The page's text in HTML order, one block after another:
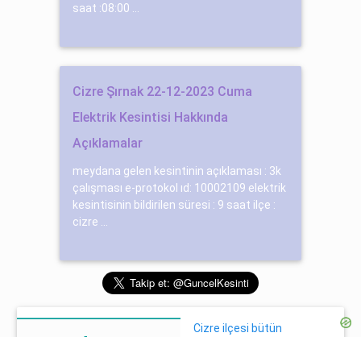
saat :08:00 ...
Cizre Şırnak 22-12-2023 Cuma
Elektrik Kesintisi Hakkında
Açıklamalar
meydana gelen kesintinin açıklaması : 3k
çalışması e-protokol ıd: 10002109 elektrik
kesintisinin bildirilen süresi : 9 saat ilçe :
cizre ...
Cizre ilçesi bütün